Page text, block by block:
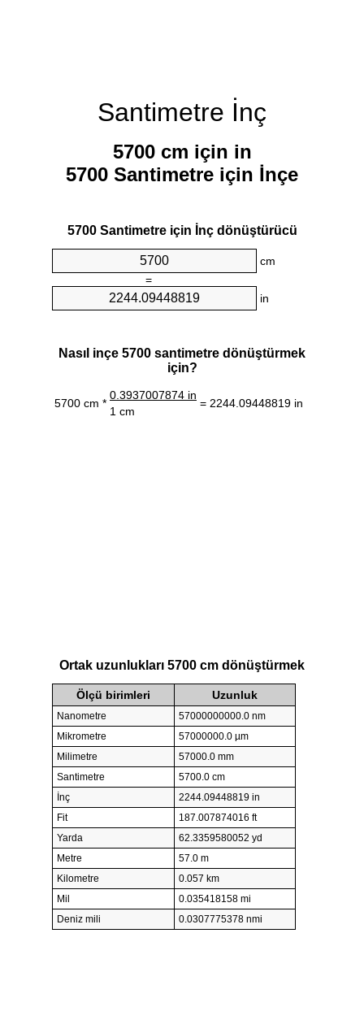
Santimetre İnç
5700 cm için in
5700 Santimetre için İnçe
5700 Santimetre için İnç dönüştürücü
cm
=
in
Nasıl inçe 5700 santimetre dönüştürmek
için?
5700 cm *
0.3937007874 in
= 2244.09448819 in
1 cm
Ortak uzunlukları 5700 cm dönüştürmek
Ölçü birimleri Uzunluk
Nanometre
57000000000.0 nm
Mikrometre
57000000.0 µm
Milimetre
57000.0 mm
Santimetre
5700.0 cm
İnç
2244.09448819 in
Fit
187.007874016 ft
Yarda
62.3359580052 yd
Metre
57.0 m
Kilometre
0.057 km
Mil
0.035418158 mi
Deniz mili
0.0307775378 nmi